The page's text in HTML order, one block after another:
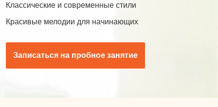
Классические и современные стили
Красивые мелодии для начинающих
Записаться на пробное занятие